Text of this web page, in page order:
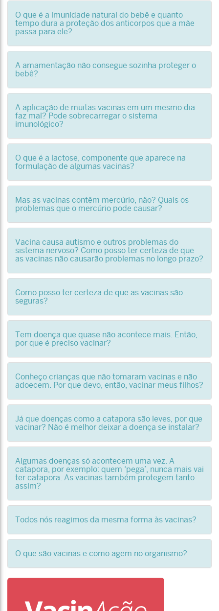
O que é a imunidade natural do bebê e quanto
tempo dura a proteção dos anticorpos que a mãe
passa para ele?
A amamentação não consegue sozinha proteger o
bebê?
A aplicação de muitas vacinas em um mesmo dia
faz mal? Pode sobrecarregar o sistema
imunológico?
O que é a lactose, componente que aparece na
formulação de algumas vacinas?
Mas as vacinas contêm mercúrio, não? Quais os
problemas que o mercúrio pode causar?
Vacina causa autismo e outros problemas do
sistema nervoso? Como posso ter certeza de que
as vacinas não causarão problemas no longo prazo?
Como posso ter certeza de que as vacinas são
seguras?
Tem doença que quase não acontece mais. Então,
por que é preciso vacinar?
Conheço crianças que não tomaram vacinas e não
adoecem. Por que devo, então, vacinar meus filhos?
Já que doenças como a catapora são leves, por que
vacinar? Não é melhor deixar a doença se instalar?
Algumas doenças só acontecem uma vez. A
catapora, por exemplo: quem ‘pega’, nunca mais vai
ter catapora. As vacinas também protegem tanto
assim?
Todos nós reagimos da mesma forma às vacinas?
O que são vacinas e como agem no organismo?